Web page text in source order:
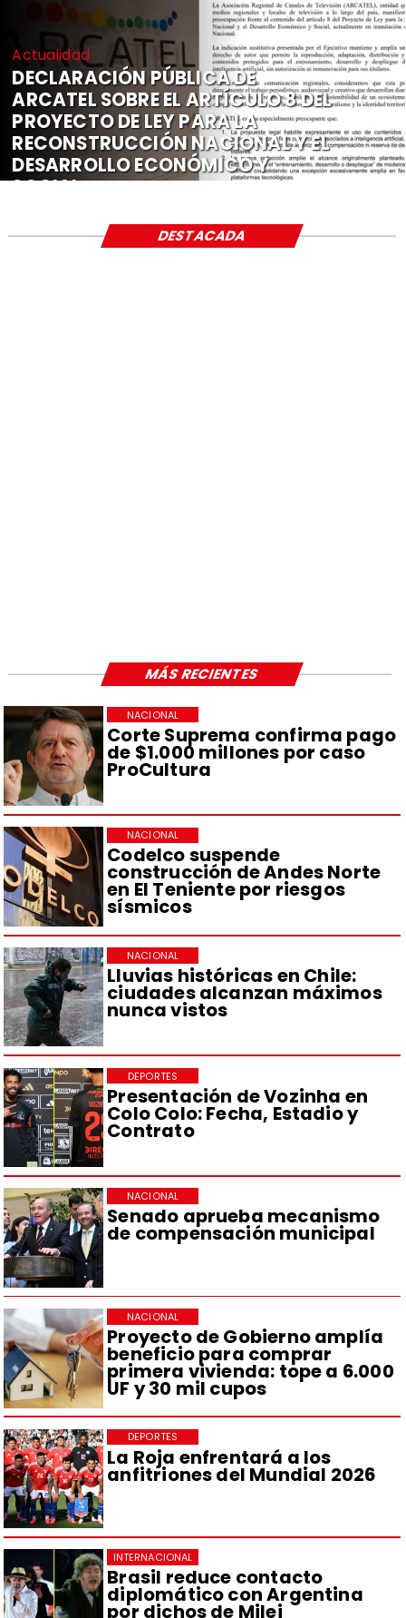
Actualidad
DECLARACIÓN PÚBLICA DE
ARCATEL SOBRE EL ARTÍCULO 8 DEL
PROYECTO DE LEY PARA LA
RECONSTRUCCIÓN NACIONAL Y EL
DESARROLLO ECONÓMICO Y
SOCIAL
Corte Suprema confirma pago
de $1.000 millones por caso
ProCultura
NACIONAL
Codelco suspende
construcción de Andes Norte
en El Teniente por riesgos
sísmicos
NACIONAL
Lluvias históricas en Chile:
ciudades alcanzan máximos
nunca vistos
NACIONAL
Presentación de Vozinha en
Colo Colo: Fecha, Estadio y
Contrato
DEPORTES
Senado aprueba mecanismo
de compensación municipal
NACIONAL
Proyecto de Gobierno amplía
beneficio para comprar
primera vivienda: tope a 6.000
UF y 30 mil cupos
NACIONAL
La Roja enfrentará a los
anfitriones del Mundial 2026
DEPORTES
Brasil reduce contacto
diplomático con Argentina
por dichos de Milei
INTERNACIONAL
DESTACADA
MÁS RECIENTES